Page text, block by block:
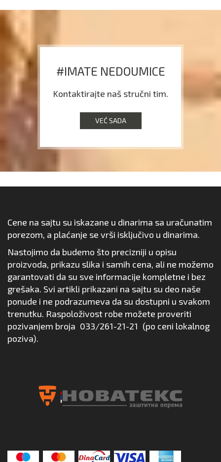
#IMATE NEDOUMICE
Kontaktirajte naš stručni tim.
VEĆ SADA
Cene na sajtu su iskazane u dinarima sa uračunatim
porezom, a plaćanje se vrši isključivo u dinarima.
Nastojimo da budemo što precizniji u opisu
proizvoda, prikazu slika i samih cena, ali ne možemo
garantovati da su sve informacije kompletne i bez
grešaka. Svi artikli prikazani na sajtu su deo naše
ponude i ne podrazumeva da su dostupni u svakom
trenutku. Raspoloživost robe možete proveriti
pozivanjem broja 033/261-21-21 (po ceni lokalnog
poziva).